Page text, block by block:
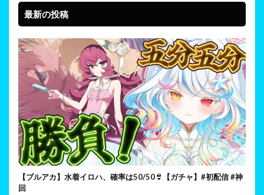
最新の投稿
【ブルアカ】水着イロハ、確率は50/50👙【ガチャ】#初配信 #神
回